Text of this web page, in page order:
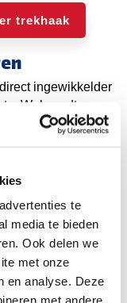
te
media te bieden
Ook delen we
met onze
en analyse. Deze
met andere
trekhaak
ingewikkelder
Wel wordt
manier gedaan.
aspecten. Bent u
met een vestiging
bevestigen. Dit
klantenservice.